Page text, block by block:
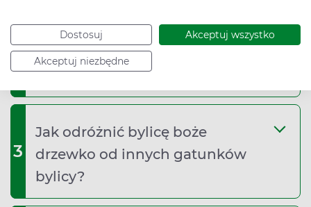
Dostosuj Akceptuj wszystko
Akceptuj niezbędne
Dlaczego bylica boże drzewko
ma tak intensywny aromat?
3
Jak odróżnić bylicę boże
drzewko od innych gatunków
bylicy?